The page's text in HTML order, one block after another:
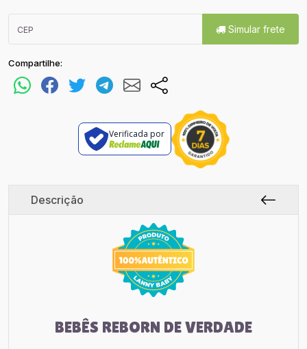
Simular frete
Compartilhe:
Verificada por
Descrição
BEBÊS REBORN DE VERDADE